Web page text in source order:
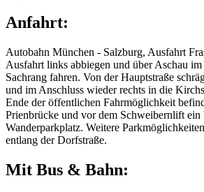
Anfahrt:
Autobahn München - Salzburg, Ausfahrt
Ausfahrt links abbiegen und über Aschau
Sachrang fahren. Von der Hauptstraße
und im Anschluss wieder rechts in die
Ende der öffentlichen Fahrmöglichkeit
Prienbrücke und vor dem Schweibernlift ein
Wanderparkplatz. Weitere
entlang der Dorfstraße.
Mit Bus & Bahn: